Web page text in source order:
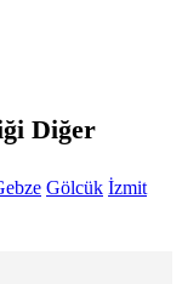
Diğer
Gölcük İzmit